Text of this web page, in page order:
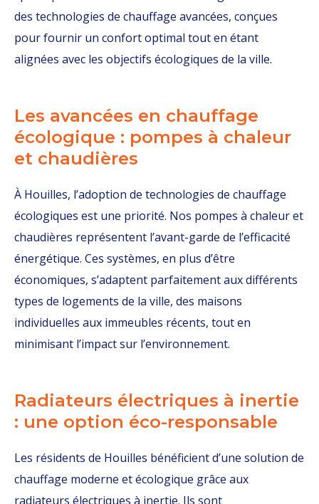
des technologies de chauffage avancées, conçues
pour fournir un confort optimal tout en étant
alignées avec les objectifs écologiques de la ville.
Les avancées en chauffage
écologique : pompes à chaleur
et chaudières
À Houilles, l’adoption de technologies de chauffage
écologiques est une priorité. Nos pompes à chaleur et
chaudières représentent l’avant-garde de l’efficacité
énergétique. Ces systèmes, en plus d’être
économiques, s’adaptent parfaitement aux différents
types de logements de la ville, des maisons
individuelles aux immeubles récents, tout en
minimisant l’impact sur l’environnement.
Radiateurs électriques à inertie
: une option éco-responsable
Les résidents de Houilles bénéficient d’une solution de
chauffage moderne et écologique grâce aux
radiateurs électriques à inertie. Ils sont